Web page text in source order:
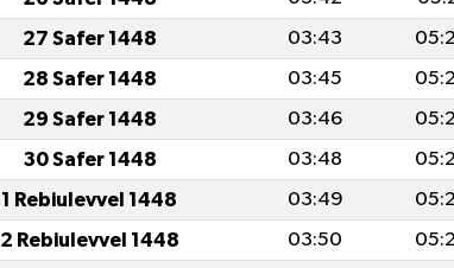
27 Safer 1448 03:43
28 Safer 1448 03:45
29 Safer 1448 03:46
30 Safer 1448 03:48
1 Rebiulevvel 1448 03:49
2 Rebiulevvel 1448 03:50